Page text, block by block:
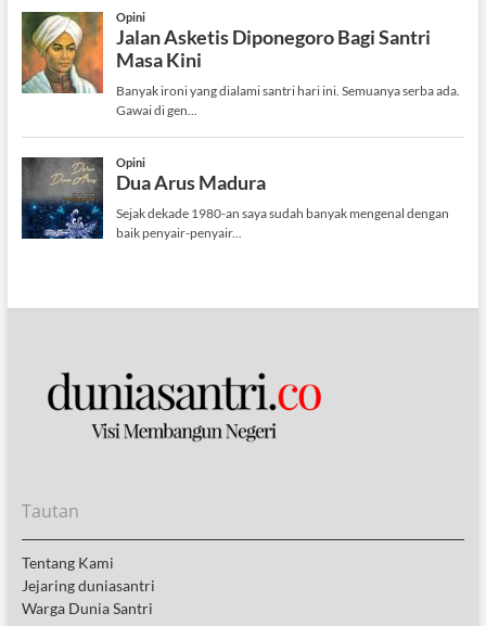
Tautan
Tentang Kami
Jejaring duniasantri
Warga Dunia Santri